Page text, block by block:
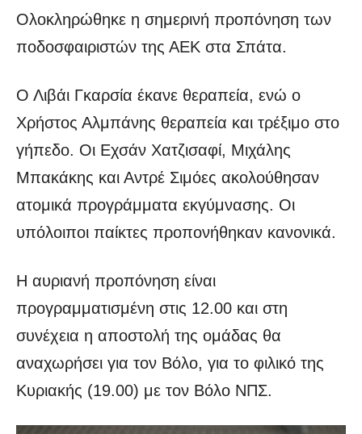
Ολοκληρώθηκε η σημερινή προπόνηση των
ποδοσφαιριστών της ΑΕΚ στα Σπάτα.
Ο Λιβάι Γκαρσία έκανε θεραπεία, ενώ ο
Χρήστος Αλμπάνης θεραπεία και τρέξιμο στο
γήπεδο. Οι Εχσάν Χατζισαφί, Μιχάλης
Μπακάκης και Αντρέ Σιμόες ακολούθησαν
ατομικά προγράμματα εκγύμνασης. Οι
υπόλοιποι παίκτες προπονήθηκαν κανονικά.
Η αυριανή προπόνηση είναι
προγραμματισμένη στις 12.00 και στη
συνέχεια η αποστολή της ομάδας θα
αναχωρήσει για τον Βόλο, για το φιλικό της
Κυριακής (19.00) με τον Βόλο ΝΠΣ.